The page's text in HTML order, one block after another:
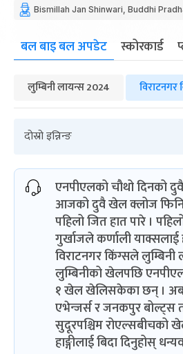
Bismillah Jan Shinwari, Buddhi
बल बाइ बल अपडेट स्कोरकार्ड
लुम्बिनी लायन्स 2024
दोस्रो इन्निन्ङ
एनपीएलको चौथो दिनको
आजको दुवै खेल क्लोज
पहिलो जित हात पारे ।
गुर्खाजले कर्णाली याक्सलाई
विराटनगर किंग्सले लुम्बिनी
लुम्बिनीको खेलपछि
१ खेल खेलिसकेका छन् । अब
एभेन्जर्स र जनकपुर बोल्ट्स
सुदूरपश्चिम रोएल्सबीचको
हाङ्गीलाई बिदा दिनुहोस्